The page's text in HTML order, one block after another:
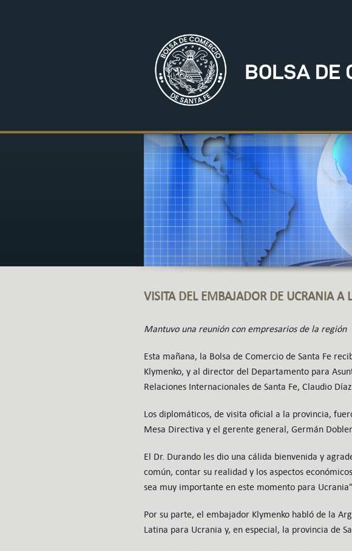
VISITA DEL EMBAJADOR DE UCRANIA A
Mantuvo una reunión con empresarios de la región
Esta mañana, la Bolsa de Comercio de Santa Fe
Klymenko, y al director del Departamento para
Relaciones Internacionales de Santa Fe, Claudio Díaz.
Los diplomáticos, de visita oficial a la provincia,
Mesa Directiva y el gerente general, Germán Dobler.
El Dr. Durando les dio una cálida bienvenida y
común, contar su realidad y los aspectos
sea muy importante en este momento para Ucrania”
Por su parte, el embajador Klymenko habló de la
Latina para Ucrania y, en especial, la provincia de